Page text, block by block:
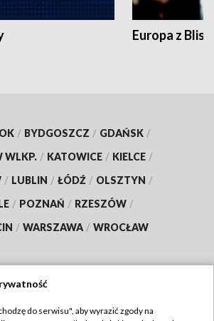
Europa z
/ BYDGOSZCZ / GDAŃSK /
WLKP. / KATOWICE / KIELCE /
/ LUBLIN / ŁÓDŹ / OLSZTYN /
/ POZNAŃ / RZESZÓW /
/ WARSZAWA / WROCŁAW
do serwisu", aby wyrazić zgody na